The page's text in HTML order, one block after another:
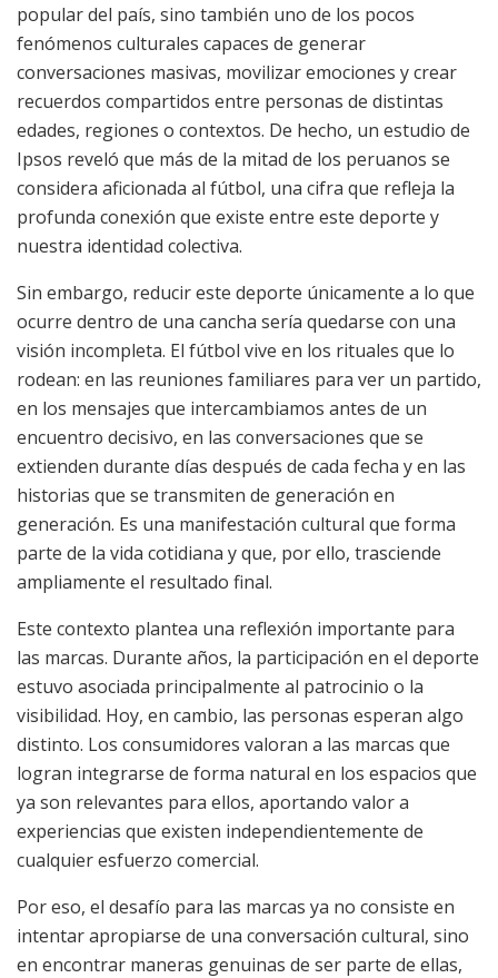
popular del país, sino también uno de los pocos
fenómenos culturales capaces de generar
conversaciones masivas, movilizar emociones y crear
recuerdos compartidos entre personas de distintas
edades, regiones o contextos. De hecho, un estudio de
Ipsos reveló que más de la mitad de los peruanos se
considera aficionada al fútbol, una cifra que refleja la
profunda conexión que existe entre este deporte y
nuestra identidad colectiva.
Sin embargo, reducir este deporte únicamente a lo que
ocurre dentro de una cancha sería quedarse con una
visión incompleta. El fútbol vive en los rituales que lo
rodean: en las reuniones familiares para ver un partido,
en los mensajes que intercambiamos antes de un
encuentro decisivo, en las conversaciones que se
extienden durante días después de cada fecha y en las
historias que se transmiten de generación en
generación. Es una manifestación cultural que forma
parte de la vida cotidiana y que, por ello, trasciende
ampliamente el resultado final.
Este contexto plantea una reflexión importante para
las marcas. Durante años, la participación en el deporte
estuvo asociada principalmente al patrocinio o la
visibilidad. Hoy, en cambio, las personas esperan algo
distinto. Los consumidores valoran a las marcas que
logran integrarse de forma natural en los espacios que
ya son relevantes para ellos, aportando valor a
experiencias que existen independientemente de
cualquier esfuerzo comercial.
Por eso, el desafío para las marcas ya no consiste en
intentar apropiarse de una conversación cultural, sino
en encontrar maneras genuinas de ser parte de ellas,